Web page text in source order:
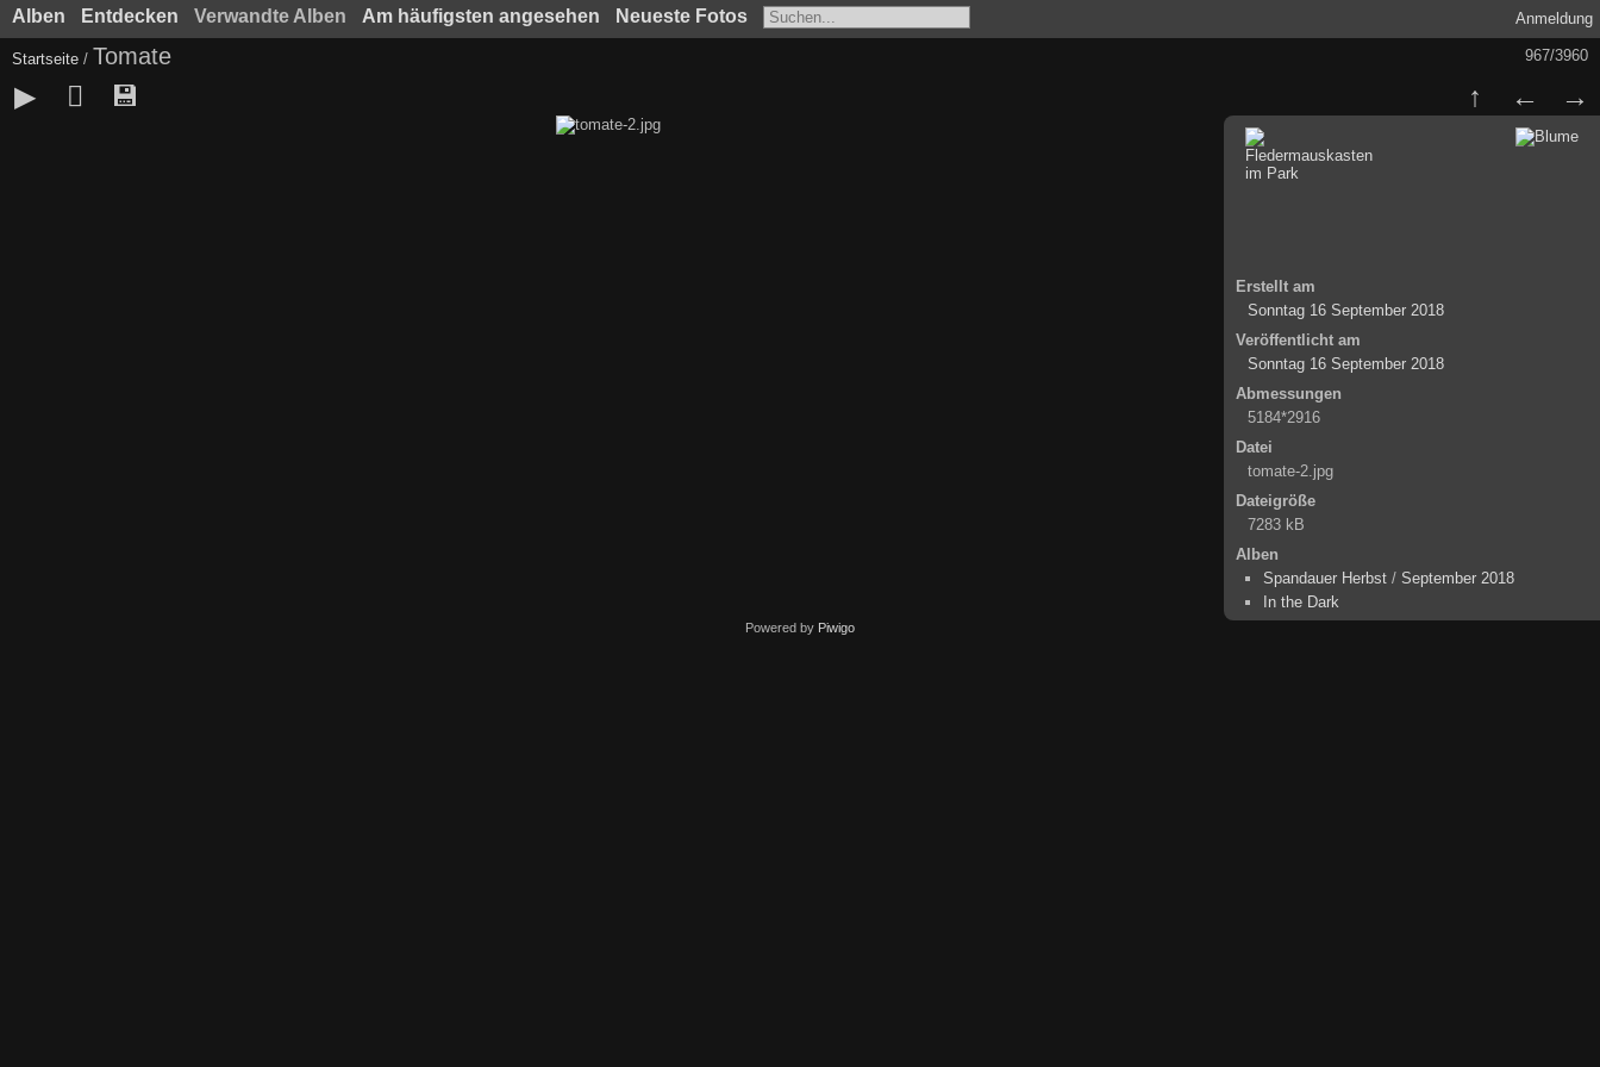
Alben Entdecken Verwandte Alben Am häufigsten angesehen Neueste Fotos Anmeldung
967/3960
Startseite / Tomate
Erstellt am
Sonntag 16 September 2018
Veröffentlicht am
Sonntag 16 September 2018
Abmessungen
5184*2916
Datei
tomate-2.jpg
Dateigröße
7283 kB
Alben
Spandauer Herbst /September 2018
In the Dark
Powered by Piwigo